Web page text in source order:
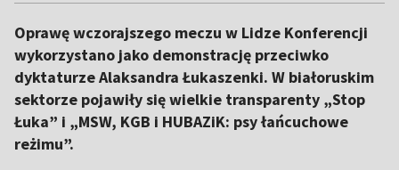
Oprawę wczorajszego meczu w Lidze Konferencji
wykorzystano jako demonstrację przeciwko
dyktaturze Alaksandra Łukaszenki. W białoruskim
sektorze pojawiły się wielkie transparenty „Stop
Łuka” i „MSW, KGB i HUBAZiK: psy łańcuchowe
reżimu”.